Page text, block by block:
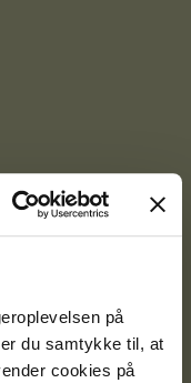
på
du samtykke til, at
cookies på